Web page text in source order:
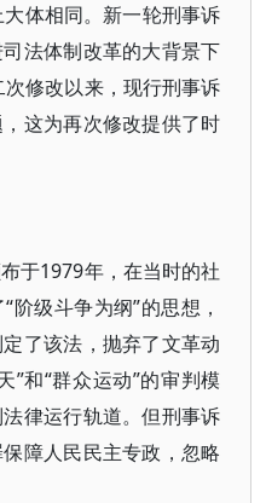
体相同。新一轮刑事诉
法体制改革的大背景下
修改以来，现行刑事诉
这为再次修改提供了时
于1979年，在当时的社
级斗争为纲”的思想，
了该法，抛弃了文革动
”和“群众运动”的审判模
律运行轨道。但刑事诉
障人民民主专政，忽略